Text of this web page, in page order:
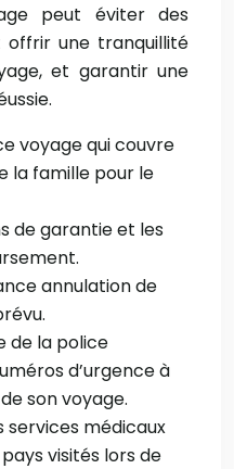
peut éviter des
offrir une tranquillité
et garantir une
voyage qui couvre
la famille pour le
de garantie et les
annulation de
de la police
d’urgence à
son voyage.
services médicaux
visités lors de